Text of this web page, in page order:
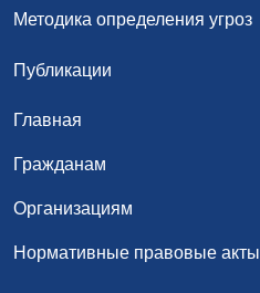
Методика определения угроз
Публикации
Главная
Гражданам
Организациям
Нормативные правовые акты